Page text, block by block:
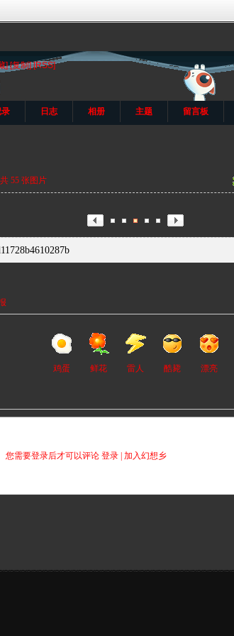
] [复制] [RSS]
日志 相册 主题 留言板
共 55 张图片
鸡蛋 鲜花 雷人 酷毙 漂亮
您需要登录后才可以评论 登录| 加入幻想乡